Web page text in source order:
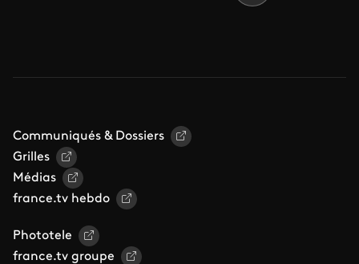
Communiqués & Dossiers
Grilles
Médias
france.tv hebdo
Phototele
france.tv groupe